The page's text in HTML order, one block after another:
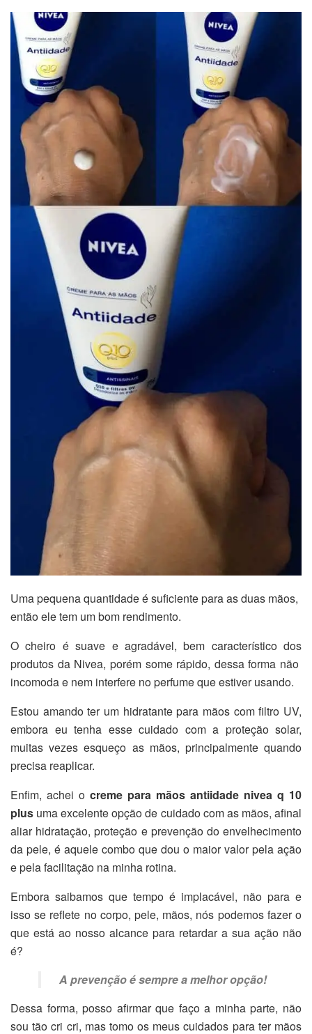
Uma pequena quantidade é suficiente para as duas mãos,
então ele tem um bom rendimento.
O cheiro é suave e agradável, bem característico dos
produtos da Nivea, porém some rápido, dessa forma não
incomoda e nem interfere no perfume que estiver usando.
Estou amando ter um hidratante para mãos com filtro UV,
embora eu tenha esse cuidado com a proteção solar,
muitas vezes esqueço as mãos, principalmente quando
precisa reaplicar.
Enfim, achei o creme para mãos antiidade nivea q 10
plus uma excelente opção de cuidado com as mãos, afinal
aliar hidratação, proteção e prevenção do envelhecimento
da pele, é aquele combo que dou o maior valor pela ação
e pela facilitação na minha rotina.
Embora saibamos que tempo é implacável, não para e
isso se reflete no corpo, pele, mãos, nós podemos fazer o
que está ao nosso alcance para retardar a sua ação não
é?
A prevenção é sempre a melhor opção!
Dessa forma, posso afirmar que faço a minha parte, não
sou tão cri cri, mas tomo os meus cuidados para ter mãos